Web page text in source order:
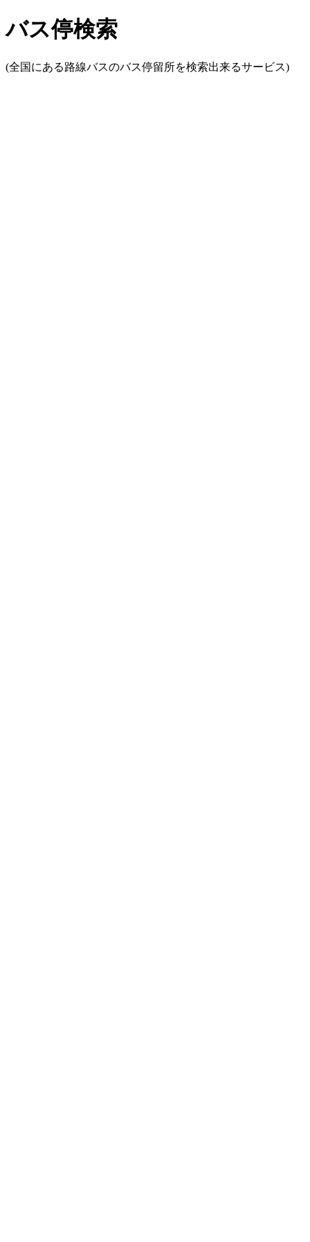
バス停検索
(全国にある路線バスのバス停留所を検索出来るサービス)